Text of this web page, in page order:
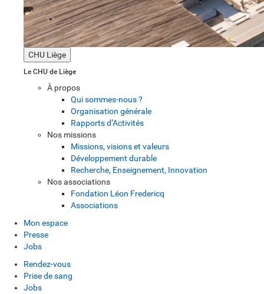
CHU Liège
Le CHU de Liège
À propos
Qui sommes-nous ?
Organisation générale
Rapports d’Activités
Nos missions
Missions, visions et valeurs
Développement durable
Recherche, Enseignement, Innovation
Nos associations
Fondation Léon Fredericq
Associations
Mon espace
Presse
Jobs
Rendez-vous
Prise de sang
Jobs